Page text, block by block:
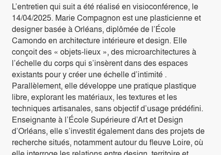
L’entretien qui suit a été réalisé en visioconférence, le
14/04/2025. Marie Compagnon est une plasticienne et
designer basée à Orléans, diplômée de l’École
Camondo en architecture intérieure et design. Elle
conçoit des « objets-lieux », des microarchitectures à
l’échelle du corps qui s’insèrent dans des espaces
existants pour y créer une échelle d’intimité .
Parallèlement, elle développe une pratique plastique
libre, explorant les matériaux, les textures et les
techniques artisanales, sans objectif d’usage prédéfini.
Enseignante à l’École Supérieure d’Art et Design
d’Orléans, elle s’investit également dans des projets de
recherche situés, notamment autour du fleuve Loire, où